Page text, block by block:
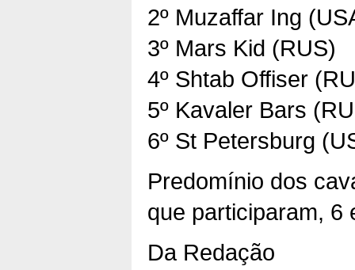
2º Muzaffar Ing
3º Mars Kid (RUS)
4º Shtab Offiser
5º Kavaler Bars
6º St Petersburg
Predomínio dos
que participaram, 6
Da Redação